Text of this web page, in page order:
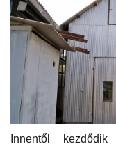
Innentől